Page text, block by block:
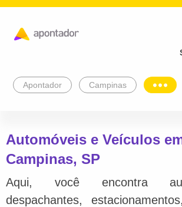
Apontador Campinas
Automóveis e Veículos
Campinas, SP
Aqui, você encontra
despachantes,